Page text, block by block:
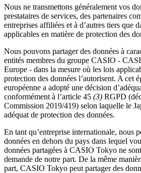
Nous ne transmettons généralement vos
prestataires de services, des partenaires
entreprises affiliées et à d’autres tiers que
applicables en matière de protection des
Nous pouvons partager des données à
entités membres du groupe CASIO -
Europe - dans la mesure où les lois
protection des données l’autorisent. A cet
européenne a adopté une décision
conformément à l’article 45 (3) RGPD
Commission 2019/419) selon laquelle le
adéquat de protection des données.
En tant qu’entreprise internationale, nous
données en dehors du pays dans lequel
données partagées à CASIO Tokyo ne
demande de notre part. De la même
part, CASIO Tokyo peut partager des